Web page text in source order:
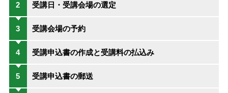
2 受講日・受講会場の選定
3 受講会場の予約
4 受講申込書の作成と受講料の払込み
5 受講申込書の郵送